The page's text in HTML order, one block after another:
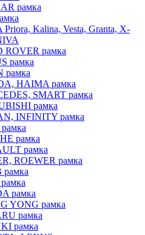
рамка
Kalina, Vesta, Granta, X-
ROVER рамка
рамка
рамка
HAIMA рамка
SMART рамка
рамка
INFINITY рамка
рамка
рамка
ROEWER рамка
рамка
рамка
YONG рамка
рамка
рамка